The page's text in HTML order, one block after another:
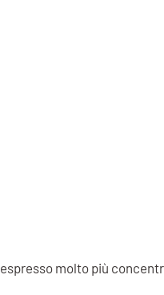
molto più